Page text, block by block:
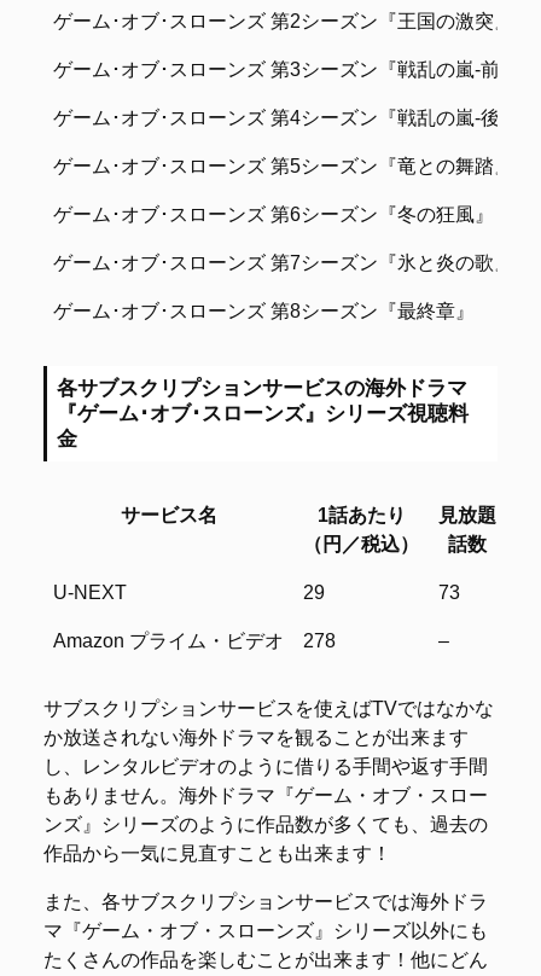
ゲーム･オブ･スローンズ 第2シーズン『王国の激突』
ゲーム･オブ･スローンズ 第3シーズン『戦乱の嵐-前編-
ゲーム･オブ･スローンズ 第4シーズン『戦乱の嵐-後編-
ゲーム･オブ･スローンズ 第5シーズン『竜との舞踏』
ゲーム･オブ･スローンズ 第6シーズン『冬の狂風』
ゲーム･オブ･スローンズ 第7シーズン『氷と炎の歌』
ゲーム･オブ･スローンズ 第8シーズン『最終章』
各サブスクリプションサービスの海外ドラマ
『ゲーム･オブ･スローンズ』シリーズ視聴料
金
サービス名
1話あたり
（円／税込）
見放題
話数
サービス名
1話あたり
見放題
U-NEXT 29 73
Amazon プライム・ビデオ 278 –
サブスクリプションサービスを使えばTVではなかな
か放送されない海外ドラマを観ることが出来ます
し、レンタルビデオのように借りる手間や返す手間
もありません。海外ドラマ『ゲーム・オブ・スロー
ンズ』シリーズのように作品数が多くても、過去の
作品から一気に見直すことも出来ます！
また、各サブスクリプションサービスでは海外ドラ
マ『ゲーム・オブ・スローンズ』シリーズ以外にも
たくさんの作品を楽しむことが出来ます！他にどん